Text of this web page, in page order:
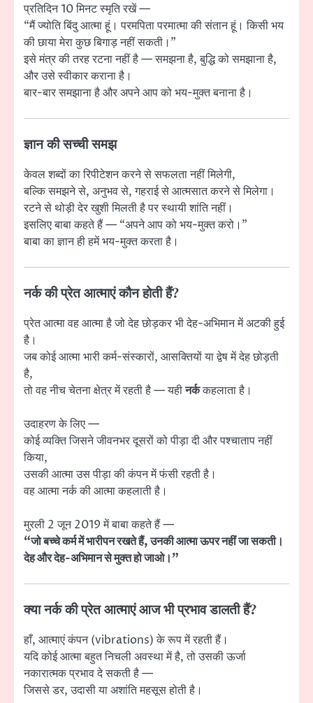
प्रतिदिन 10 मिनट स्मृति रखें —
“मैं ज्योति बिंदु आत्मा हूं। परमपिता परमात्मा की संतान हूं। किसी भय
की छाया मेरा कुछ बिगाड़ नहीं सकती।”
इसे मंत्र की तरह रटना नहीं है — समझना है, बुद्धि को समझाना है,
और उसे स्वीकार कराना है।
बार-बार समझाना है और अपने आप को भय-मुक्त बनाना है।
ज्ञान की सच्ची समझ
केवल शब्दों का रिपीटेशन करने से सफलता नहीं मिलेगी,
बल्कि समझने से, अनुभव से, गहराई से आत्मसात करने से मिलेगा।
रटने से थोड़ी देर खुशी मिलती है पर स्थायी शांति नहीं।
इसलिए बाबा कहते हैं — “अपने आप को भय-मुक्त करो।”
बाबा का ज्ञान ही हमें भय-मुक्त करता है।
नर्क की प्रेत आत्माएं कौन होती हैं?
प्रेत आत्मा वह आत्मा है जो देह छोड़कर भी देह-अभिमान में अटकी हुई
है।
जब कोई आत्मा भारी कर्म-संस्कारों, आसक्तियों या द्वेष में देह छोड़ती
है,
तो वह नीच चेतना क्षेत्र में रहती है — यहीनर्ककहलाता है।
उदाहरण के लिए —
कोई व्यक्ति जिसने जीवनभर दूसरों को पीड़ा दी और पश्चाताप नहीं
किया,
उसकी आत्मा उस पीड़ा की कंपन में फंसी रहती है।
वह आत्मा नर्क की आत्मा कहलाती है।
मुरली 2 जून 2019 में बाबा कहते हैं —
“जो बच्चे कर्म में भारीपन रखते हैं, उनकी आत्मा ऊपर नहीं जा सकती।
देह और देह-अभिमान से मुक्त हो जाओ।”
क्या नर्क की प्रेत आत्माएं आज भी प्रभाव डालती हैं?
हाँ, आत्माएं कंपन (vibrations) के रूप में रहती हैं।
यदि कोई आत्मा बहुत निचली अवस्था में है, तो उसकी ऊर्जा
नकारात्मक प्रभाव दे सकती है —
जिससे डर, उदासी या अशांति महसूस होती है।